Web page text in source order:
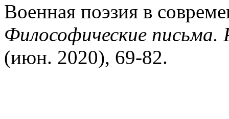
Военная поэзия в
Философические письма.
(июн. 2020), 69-82.